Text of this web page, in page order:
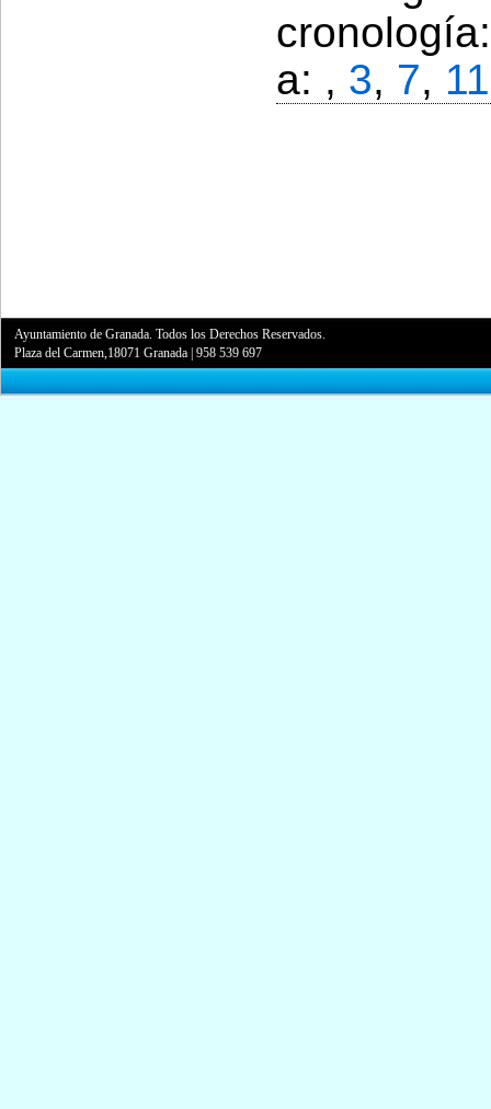
a: , 3, 7, 11
Ayuntamiento de Granada. Todos los Derechos Reservados.
Plaza del Carmen,18071 Granada |958 539 697